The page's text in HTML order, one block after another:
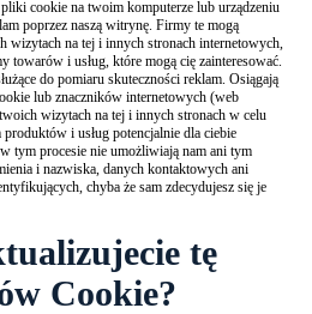
cookie na twoim komputerze lub urządzeniu
poprzez naszą witrynę. Firmy te mogą
na tej i innych stronach internetowych,
towarów i usług, które mogą cię zainteresować.
do pomiaru skuteczności reklam. Osiągają
lub znaczników internetowych (web
wizytach na tej i innych stronach w celu
i usług potencjalnie dla ciebie
tym procesie nie umożliwiają nam ani tym
i nazwiska, danych kontaktowych ani
chyba że sam zdecydujesz się je
tę
Cookie?